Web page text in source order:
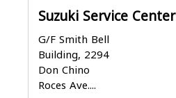
Suzuki Service Center
G/F Smith Bell
Building, 2294
Don Chino
Roces Ave....